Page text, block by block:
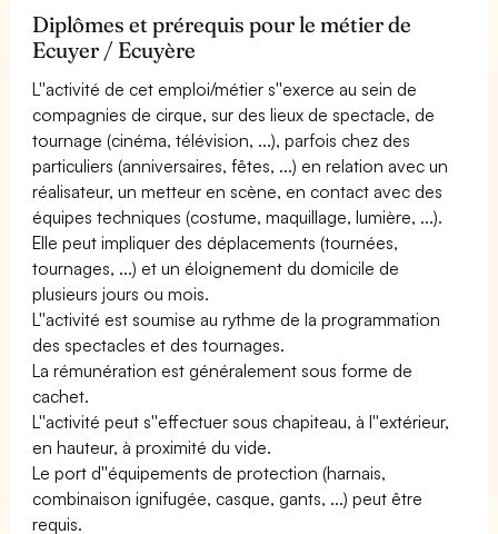
Diplômes et prérequis pour le métier de
Ecuyer / Ecuyère
L''activité de cet emploi/métier s''exerce au sein de
compagnies de cirque, sur des lieux de spectacle, de
tournage (cinéma, télévision, ...), parfois chez des
particuliers (anniversaires, fêtes, ...) en relation avec un
réalisateur, un metteur en scène, en contact avec des
équipes techniques (costume, maquillage, lumière, ...).
Elle peut impliquer des déplacements (tournées,
tournages, ...) et un éloignement du domicile de
plusieurs jours ou mois.
L''activité est soumise au rythme de la programmation
des spectacles et des tournages.
La rémunération est généralement sous forme de
cachet.
L''activité peut s''effectuer sous chapiteau, à l''extérieur,
en hauteur, à proximité du vide.
Le port d''équipements de protection (harnais,
combinaison ignifugée, casque, gants, ...) peut être
requis.